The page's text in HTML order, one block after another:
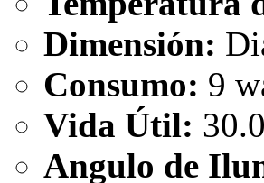
Dimensión:
Consumo: 9
Vida Útil:
Angulo de